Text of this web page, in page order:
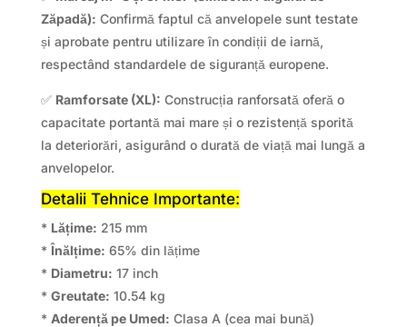
Zăpadă): Confirmă faptul că anvelopele sunt testate
și aprobate pentru utilizare în condiții de iarnă,
respectând standardele de siguranță europene.
✅ Ramforsate (XL): Construcția ranforsată oferă o
capacitate portantă mai mare și o rezistență sporită
la deteriorări, asigurând o durată de viață mai lungă a
anvelopelor.
Detalii Tehnice Importante:
* Lățime: 215 mm
*Înălțime: 65% din lățime
* Diametru: 17 inch
* Greutate: 10.54 kg
* Aderență pe Umed: Clasa A (cea mai bună)